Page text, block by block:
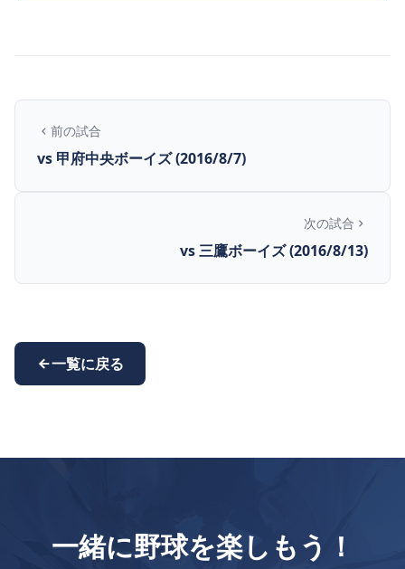
前の試合
vs 甲府中央ボーイズ (2016/8/7)
次の試合
vs 三鷹ボーイズ (2016/8/13)
一覧に戻る
一緒に野球を楽しもう！